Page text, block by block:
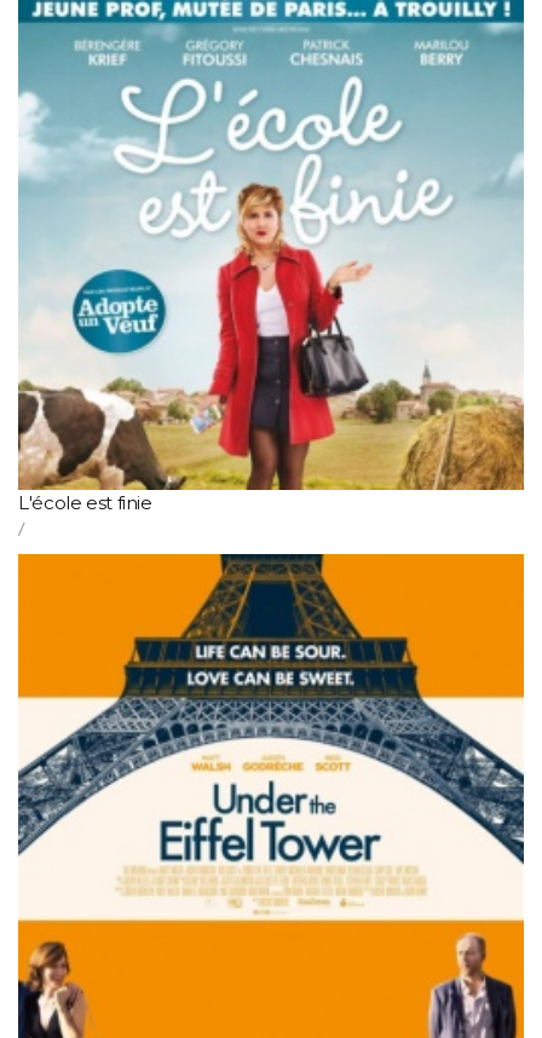
L'école est finie
/